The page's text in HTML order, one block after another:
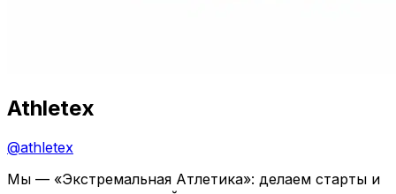
Athletex
@athletex
Мы — «Экстремальная Атлетика»: делаем старты и